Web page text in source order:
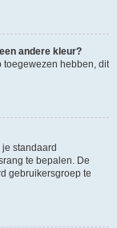
andere kleur?
toegewezen hebben, dit
standaard
te bepalen. De
gebruikersgroep te